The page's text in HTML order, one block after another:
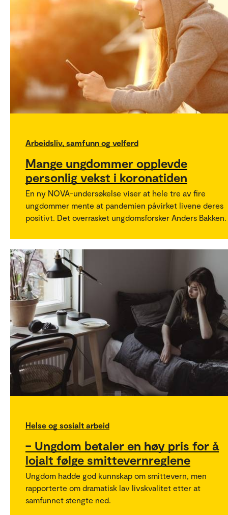
Arbeidsliv, samfunn og velferd
Mange ungdommer opplevde
personlig vekst i koronatiden
En ny NOVA-undersøkelse viser at hele tre av fire
ungdommer mente at pandemien påvirket livene deres
positivt. Det overrasket ungdomsforsker Anders Bakken.
Helse og sosialt arbeid
– Ungdom betaler en høy pris for å
lojalt følge smittevernreglene
Ungdom hadde god kunnskap om smittevern, men
rapporterte om dramatisk lav livskvalitet etter at
samfunnet stengte ned.